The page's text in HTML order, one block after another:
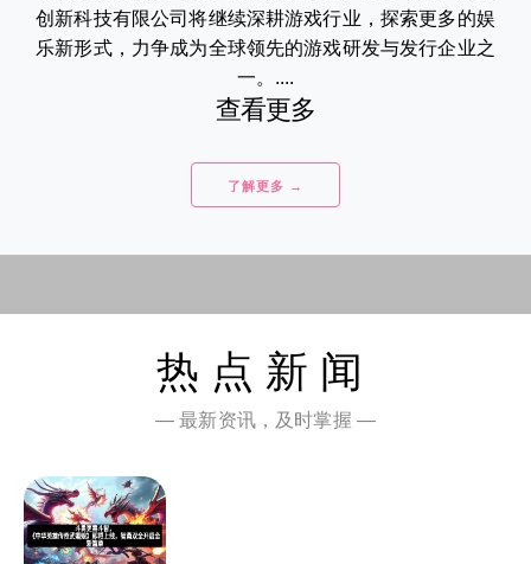
创新科技有限公司将继续深耕游戏行业，探索更多的娱
乐新形式，力争成为全球领先的游戏研发与发行企业之
一。....
查看更多
了解更多 →
热点新闻
— 最新资讯，及时掌握 —